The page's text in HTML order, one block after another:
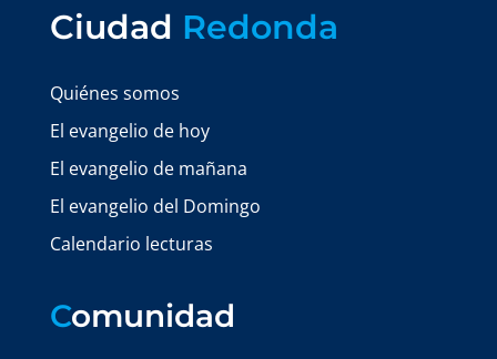
Ciudad Redonda
Quiénes somos
El evangelio de hoy
El evangelio de mañana
El evangelio del Domingo
Calendario lecturas
Comunidad